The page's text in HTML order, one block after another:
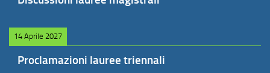
14 Aprile 2027
Proclamazioni lauree triennali